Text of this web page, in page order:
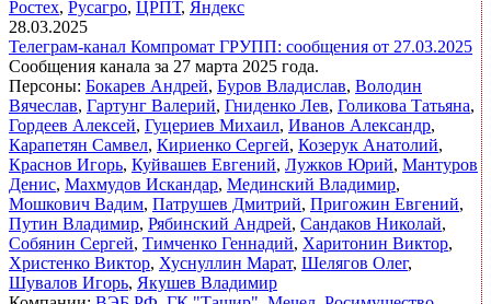
Ростех, Русагро, ЦРПТ, Яндекс
28.03.2025
Телеграм-канал Компромат ГРУПП: сообщения от 27.03.2025
Сообщения канала за 27 марта 2025 года.
Персоны: Бокарев Андрей, Буров Владислав, Володин
Вячеслав, Гартунг Валерий, Гниденко Лев, Голикова Татьяна,
Гордеев Алексей, Гуцериев Михаил, Иванов Александр,
Карапетян Самвел, Кириенко Сергей, Козерук Анатолий,
Краснов Игорь, Куйвашев Евгений, Лужков Юрий, Мантуров
Денис, Махмудов Искандар, Мединский Владимир,
Мошкович Вадим, Патрушев Дмитрий, Пригожин Евгений,
Путин Владимир, Рябинский Андрей, Сандаков Николай,
Собянин Сергей, Тимченко Геннадий, Харитонин Виктор,
Христенко Виктор, Хуснуллин Марат, Шелягов Олег,
Шувалов Игорь, Якушев Владимир